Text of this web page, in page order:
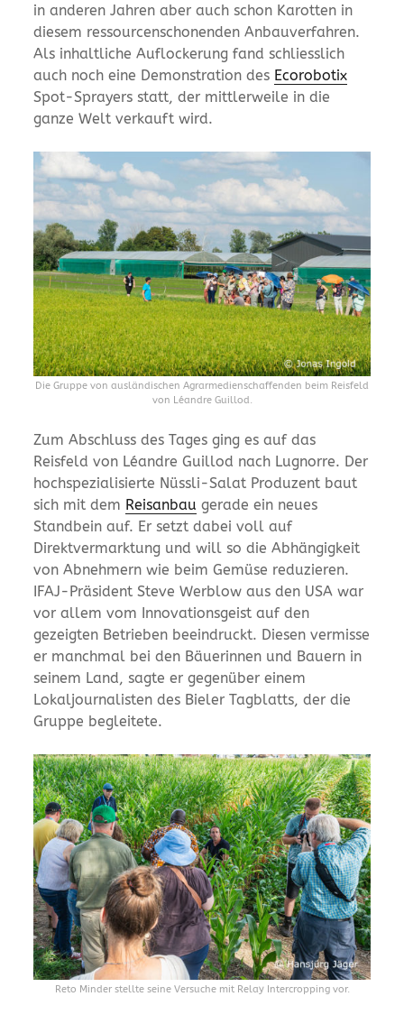
in anderen Jahren aber auch schon Karotten in
diesem ressourcenschonenden Anbauverfahren.
Als inhaltliche Auflockerung fand schliesslich
auch noch eine Demonstration des Ecorobotix
Spot-Sprayers statt, der mittlerweile in die
ganze Welt verkauft wird.
Die Gruppe von ausländischen Agrarmedienschaffenden beim Reisfeld
von Léandre Guillod.
Zum Abschluss des Tages ging es auf das
Reisfeld von Léandre Guillod nach Lugnorre. Der
hochspezialisierte Nüssli-Salat Produzent baut
sich mit dem Reisanbau gerade ein neues
Standbein auf. Er setzt dabei voll auf
Direktvermarktung und will so die Abhängigkeit
von Abnehmern wie beim Gemüse reduzieren.
IFAJ-Präsident Steve Werblow aus den USA war
vor allem vom Innovationsgeist auf den
gezeigten Betrieben beeindruckt. Diesen vermisse
er manchmal bei den Bäuerinnen und Bauern in
seinem Land, sagte er gegenüber einem
Lokaljournalisten des Bieler Tagblatts, der die
Gruppe begleitete.
Reto Minder stellte seine Versuche mit Relay Intercropping vor.